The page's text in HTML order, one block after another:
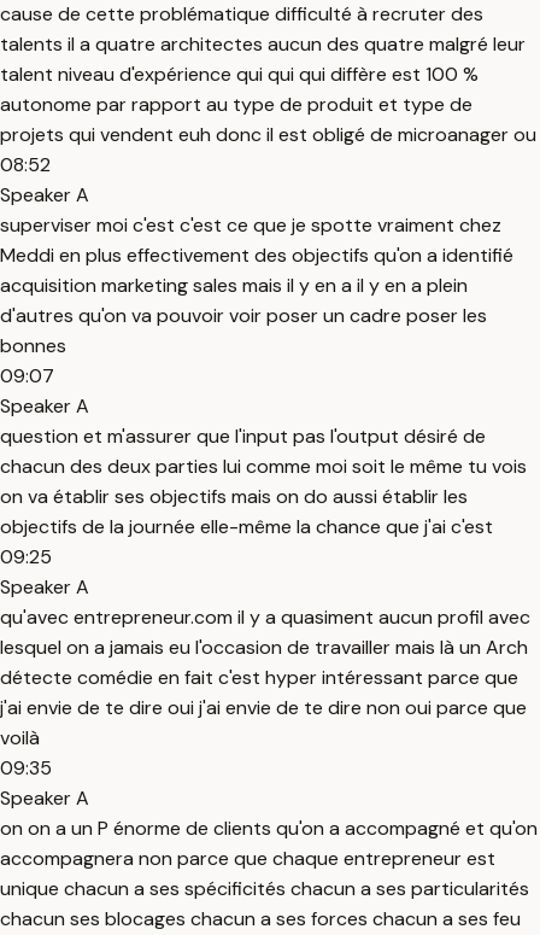
cause de cette problématique difficulté à recruter des
talents il a quatre architectes aucun des quatre malgré leur
talent niveau d'expérience qui qui qui diffère est 100 %
autonome par rapport au type de produit et type de
projets qui vendent euh donc il est obligé de microanager ou
08:52
Speaker A
superviser moi c'est c'est ce que je spotte vraiment chez
Meddi en plus effectivement des objectifs qu'on a identifié
acquisition marketing sales mais il y en a il y en a plein
d'autres qu'on va pouvoir voir poser un cadre poser les
bonnes
09:07
Speaker A
question et m'assurer que l'input pas l'output désiré de
chacun des deux parties lui comme moi soit le même tu vois
on va établir ses objectifs mais on do aussi établir les
objectifs de la journée elle-même la chance que j'ai c'est
09:25
Speaker A
qu'avec entrepreneur.com il y a quasiment aucun profil avec
lesquel on a jamais eu l'occasion de travailler mais là un Arch
détecte comédie en fait c'est hyper intéressant parce que
j'ai envie de te dire oui j'ai envie de te dire non oui parce que
voilà
09:35
Speaker A
on on a un P énorme de clients qu'on a accompagné et qu'on
accompagnera non parce que chaque entrepreneur est
unique chacun a ses spécificités chacun a ses particularités
chacun ses blocages chacun a ses forces chacun a ses feu